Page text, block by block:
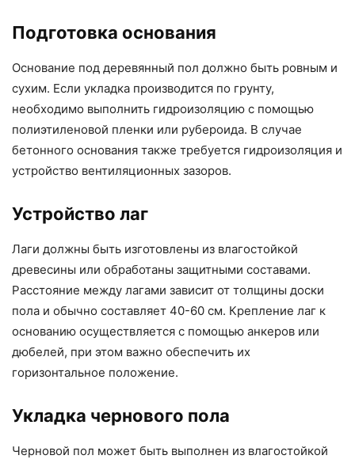
Подготовка основания
Основание под деревянный пол должно быть ровным и
сухим. Если укладка производится по грунту,
необходимо выполнить гидроизоляцию с помощью
полиэтиленовой пленки или рубероида. В случае
бетонного основания также требуется гидроизоляция и
устройство вентиляционных зазоров.
Устройство лаг
Лаги должны быть изготовлены из влагостойкой
древесины или обработаны защитными составами.
Расстояние между лагами зависит от толщины доски
пола и обычно составляет 40-60 см. Крепление лаг к
основанию осуществляется с помощью анкеров или
дюбелей, при этом важно обеспечить их
горизонтальное положение.
Укладка чернового пола
Черновой пол может быть выполнен из влагостойкой